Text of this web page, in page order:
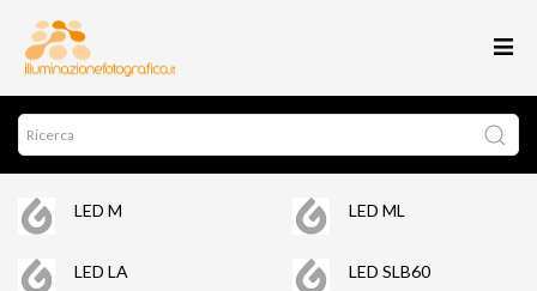
LED M LED ML
LED LA LED SLB60